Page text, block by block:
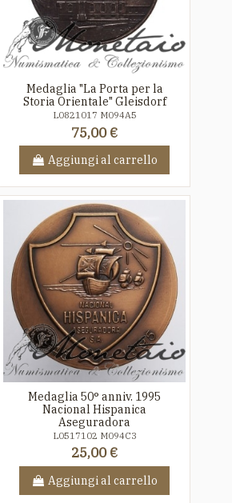
Medaglia "La Porta per la
Storia Orientale" Gleisdorf
L0821017 M094A5
75,00 €
Aggiungi al carrello
Medaglia 50° anniv. 1995
Nacional Hispanica
Aseguradora
L0517102 M094C3
25,00 €
Aggiungi al carrello